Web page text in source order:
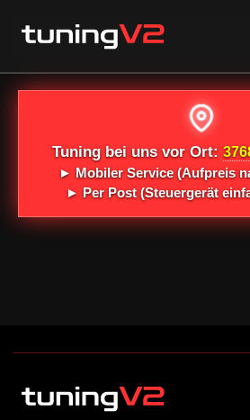
Tuning bei uns vor Ort:
► Mobiler Service(Aufpreis
►Per Post(Steuergerät